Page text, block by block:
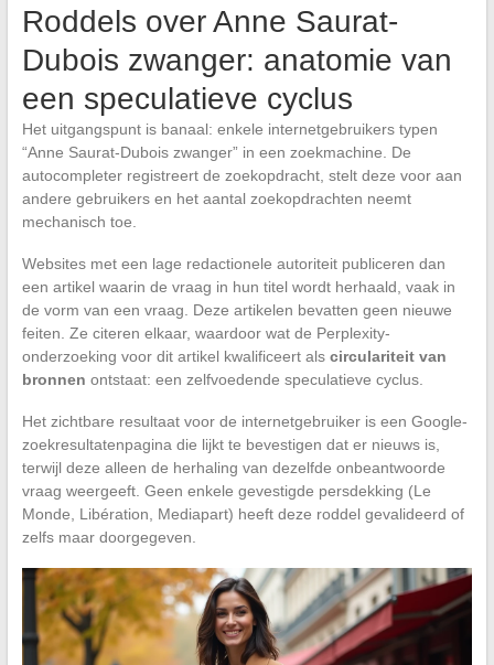
Roddels over Anne Saurat-
Dubois zwanger: anatomie van
een speculatieve cyclus
Het uitgangspunt is banaal: enkele internetgebruikers typen
“Anne Saurat-Dubois zwanger” in een zoekmachine. De
autocompleter registreert de zoekopdracht, stelt deze voor aan
andere gebruikers en het aantal zoekopdrachten neemt
mechanisch toe.
Websites met een lage redactionele autoriteit publiceren dan
een artikel waarin de vraag in hun titel wordt herhaald, vaak in
de vorm van een vraag. Deze artikelen bevatten geen nieuwe
feiten. Ze citeren elkaar, waardoor wat de Perplexity-
onderzoeking voor dit artikel kwalificeert als circulariteit van
bronnen ontstaat: een zelfvoedende speculatieve cyclus.
Het zichtbare resultaat voor de internetgebruiker is een Google-
zoekresultatenpagina die lijkt te bevestigen dat er nieuws is,
terwijl deze alleen de herhaling van dezelfde onbeantwoorde
vraag weergeeft. Geen enkele gevestigde persdekking (Le
Monde, Libération, Mediapart) heeft deze roddel gevalideerd of
zelfs maar doorgegeven.